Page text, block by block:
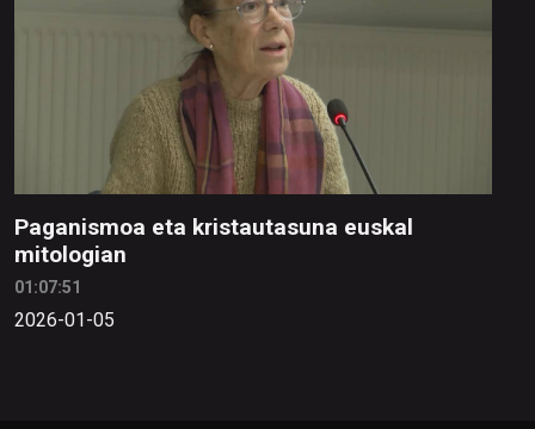
Paganismoa eta kristautasuna euskal
mitologian
01:07:51
2026-01-05